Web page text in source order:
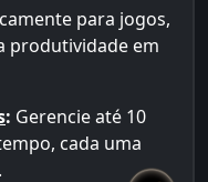
para jogos,
produtividade em
: Gerencie até 10
cada uma